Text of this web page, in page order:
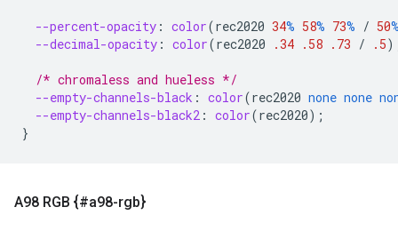
--percent-opacity : color(rec2020 34% 58% 73% / 50
--decimal-opacity : color(rec2020 .34 .58 .73 / .5
/* chromaless and hueless */
--empty-channels-black : color(rec2020 none none
--empty-channels-black2 : color(rec2020);
}
A98 RGB {#a98-rgb}